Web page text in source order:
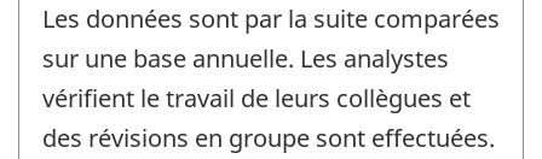
Les données sont par la suite comparées
sur une base annuelle. Les analystes
vérifient le travail de leurs collègues et
des révisions en groupe sont effectuées.